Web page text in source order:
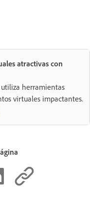
atractivas con
utiliza herramientas
virtuales impactantes.